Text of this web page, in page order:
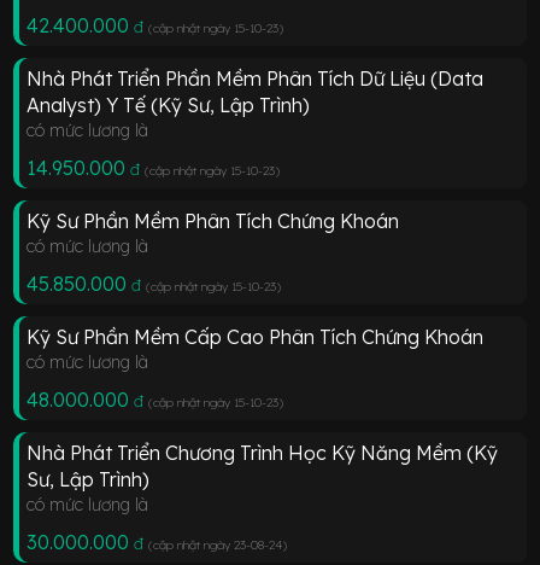
42.400.000 đ (cập nhật ngày 15-10-23)
Nhà Phát Triển Phần Mềm Phân Tích Dữ Liệu (Data
Analyst) Y Tế (Kỹ Sư, Lập Trình)
có mức lương là
14.950.000 đ (cập nhật ngày 15-10-23)
Kỹ Sư Phần Mềm Phân Tích Chứng Khoán
có mức lương là
45.850.000 đ (cập nhật ngày 15-10-23)
Kỹ Sư Phần Mềm Cấp Cao Phân Tích Chứng Khoán
có mức lương là
48.000.000 đ (cập nhật ngày 15-10-23)
Nhà Phát Triển Chương Trình Học Kỹ Năng Mềm (Kỹ
Sư, Lập Trình)
có mức lương là
30.000.000 đ (cập nhật ngày 23-08-24)